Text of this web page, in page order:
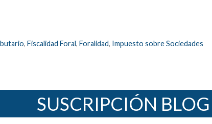
,Fiscalidad Foral,Foralidad, Impuesto sobre Sociedades
SUSCRIPCIÓN BLOG